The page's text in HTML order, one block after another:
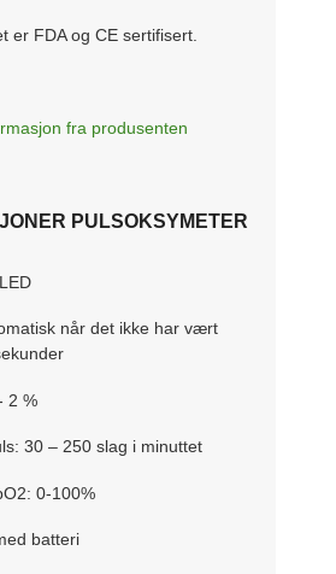
er FDA og CE sertifisert.
fra produsenten
PULSOKSYMETER
når det ikke har vært
2 %
30 – 250 slag i minuttet
0-100%
batteri